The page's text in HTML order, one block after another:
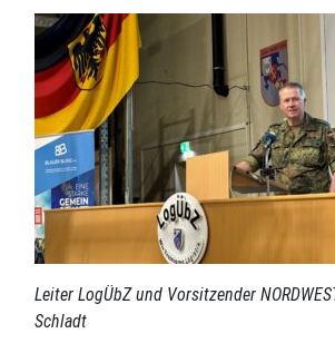
Leiter LogÜbZ und Vorsitzender
Schladt